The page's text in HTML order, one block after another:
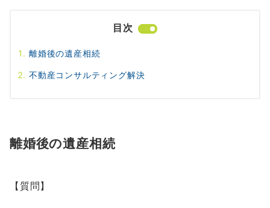
目次
離婚後の遺産相続
不動産コンサルティング解決
離婚後の遺産相続
【質問】